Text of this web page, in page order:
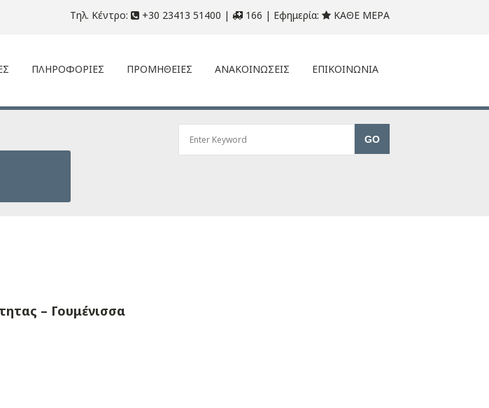
Τηλ. Κέντρο: +30 23413 51400 | 166 | Εφημερία: ΚΑΘΕ ΜΕΡΑ
ΠΛΗΡΟΦΟΡΙΕΣ ΠΡΟΜΗΘΕΙΕΣ ΑΝΑΚΟΙΝΩΣΕΙΣ ΕΠΙΚΟΙΝΩΝΙΑ
– Γουμένισσα